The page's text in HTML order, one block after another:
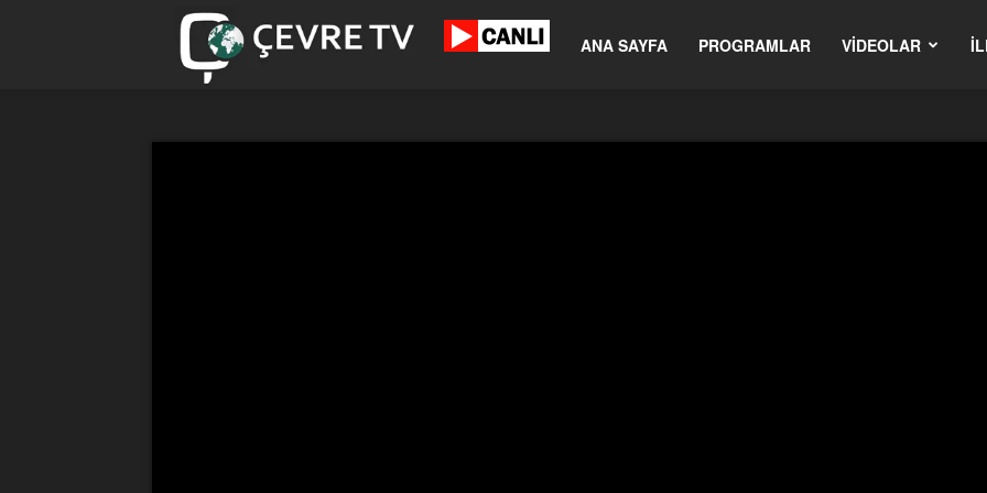
cevretv.com.tr ANA SAYFA PROGRAMLAR VIDEOLAR